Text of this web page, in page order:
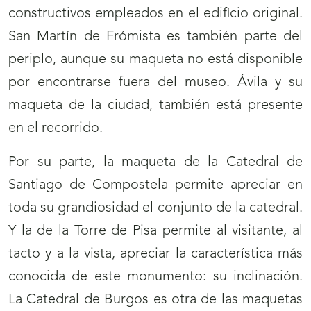
constructivos empleados en el edificio original.
San Martín de Frómista es también parte del
periplo, aunque su maqueta no está disponible
por encontrarse fuera del museo. Ávila y su
maqueta de la ciudad, también está presente
en el recorrido.
Por su parte, la maqueta de la Catedral de
Santiago de Compostela permite apreciar en
toda su grandiosidad el conjunto de la catedral.
Y la de la Torre de Pisa permite al visitante, al
tacto y a la vista, apreciar la característica más
conocida de este monumento: su inclinación.
La Catedral de Burgos es otra de las maquetas